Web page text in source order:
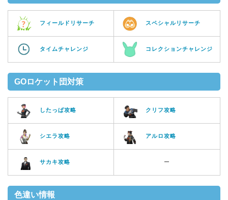
フィールドリサーチ スペシャルリサーチ
タイムチャレンジ コレクションチャレンジ
GOロケット団対策
したっぱ攻略 クリフ攻略
シエラ攻略 アルロ攻略
サカキ攻略 ー
色違い情報